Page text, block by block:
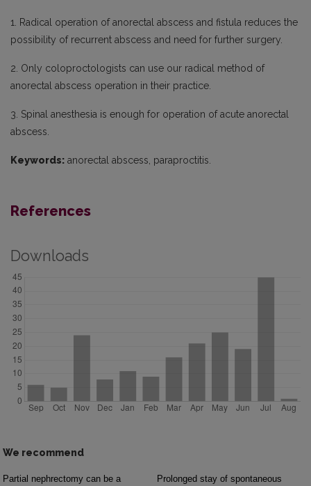
1. Radical operation of anorectal abscess and fistula reduces the
possibility of recurrent abscess and need for further surgery.
2. Only coloproctologists can use our radical method of
anorectal abscess operation in their practice.
3. Spinal anesthesia is enough for operation of acute anorectal
abscess.
Keywords: anorectal abscess, paraproctitis.
References
Downloads
We recommend
Partial nephrectomy can be a
Prolonged stay of spontaneous